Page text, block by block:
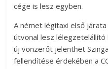
cége is lesz egyben.
A német légitaxi első
útvonal lesz lélegzetelállító
új vonzerőt jelenthet
fellendítése érdekében a